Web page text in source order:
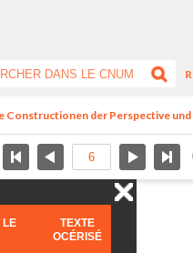
Constructionen der Perspective
LE
TEXTE
OCÉRISÉ